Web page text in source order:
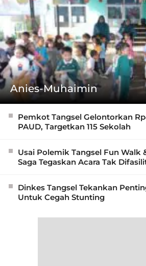
Anies-Muhaimin
Pemkot Tangsel Gelontorkan
PAUD, Targetkan 115 Sekolah
Usai Polemik Tangsel Fun Walk
Saga Tegaskan Acara Tak
Dinkes Tangsel Tekankan
Untuk Cegah Stunting